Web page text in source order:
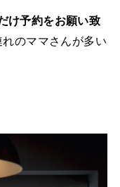
け予約をお願い致
のママさんが多い